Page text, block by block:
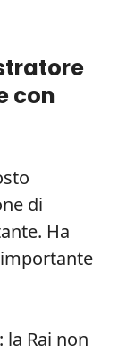
con
di
Ha
Rai non